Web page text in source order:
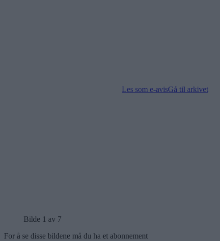
Les som e-avisGå til arkivet
Bilde 1 av 7
For å se disse bildene må du ha et abonnement